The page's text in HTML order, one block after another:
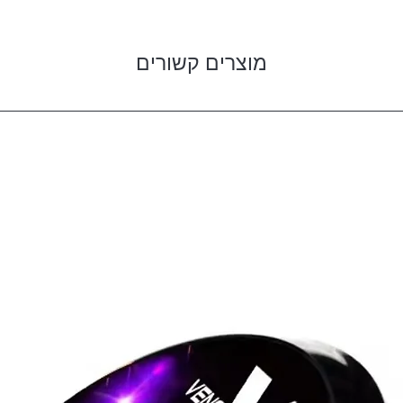
מוצרים קשורים